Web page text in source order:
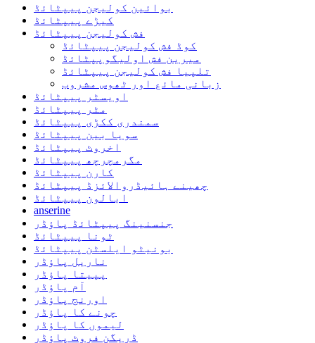
بوائین کولیجن پیپٹائڈ
کیڑے پیپٹائڈ
فش کولیجن پیپٹائڈ
کوڈ فش کولیجن پیپٹائڈ
میرین فش اولیگوپپٹائڈ
تلپیا فش کولیجن پیپٹائڈ
زبانی مائع اور ٹھوس مشروب
اویسٹر پیپٹائڈ
مٹر پیپٹائڈ
سمندری ککڑی پیپٹائڈ
سویا بین پیپٹائڈ
اخروٹ پیپٹائڈ
مگرمچرچھ پیپٹائڈ
کارن پیپٹائڈ
چھینے ہائیڈروالائزڈ پیپٹائڈ
ابالون پیپٹائڈ
anserine
جنسنینگ پیپٹائڈ پاؤڈر
ٹونا پیپٹائڈ
بونیٹو ایلسٹن پیپٹائڈ
ناریل پاؤڈر
پپیتا پاؤڈر
آم پاؤڈر
اورنج پاؤڈر
چونے کا پاؤڈر
لیموں کا پاؤڈر
ڈریگن فروٹ پاؤڈر